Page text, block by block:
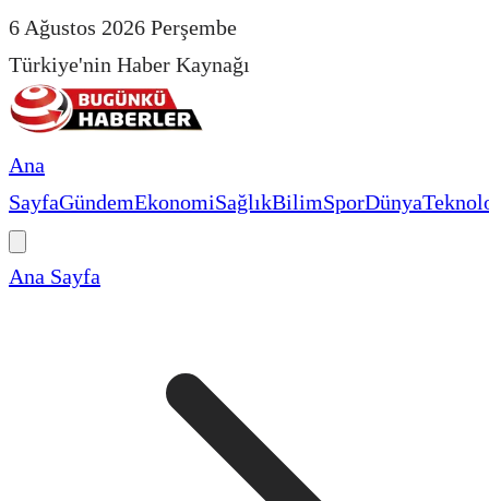
6 Ağustos 2026 Perşembe
Türkiye'nin Haber Kaynağı
Ana
SayfaGündemEkonomiSağlıkBilimSporDünya
Ana Sayfa